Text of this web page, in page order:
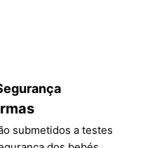
submetidos a testes